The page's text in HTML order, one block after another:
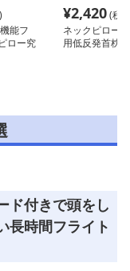
能フ
ロー究
¥2,420(税
ネックピロー
用低反発首枕
ド付きで頭をし
長時間フライト